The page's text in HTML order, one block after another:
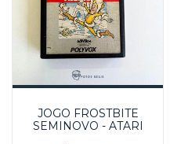
JOGO FROSTBITE
SEMINOVO - ATARI